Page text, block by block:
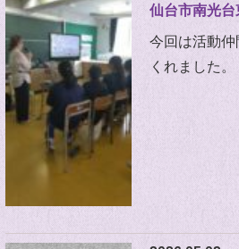
仙台市南光台
今回は活動
くれました